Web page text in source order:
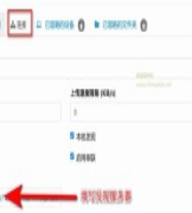
syncthing客户端，自